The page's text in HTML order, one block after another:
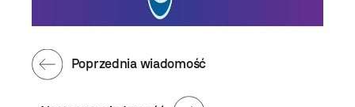
Poprzednia wiadomość